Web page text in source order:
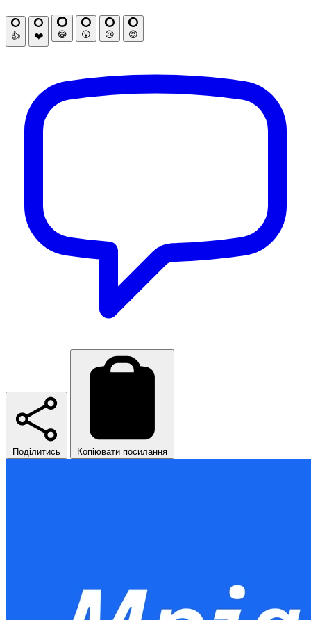
👍 ❤️ 😂 😮 😢 😡
Поділитись Копіювати посилання